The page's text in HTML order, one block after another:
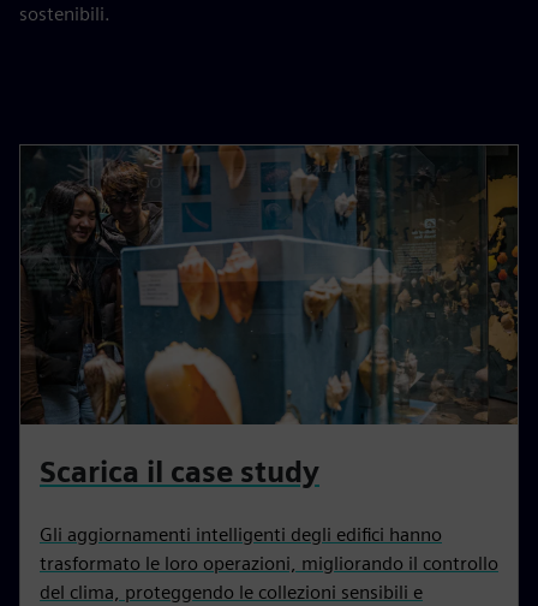
sostenibili.
Scarica il case study
Gli aggiornamenti intelligenti degli edifici hanno
trasformato le loro operazioni, migliorando il controllo
del clima, proteggendo le collezioni sensibili e